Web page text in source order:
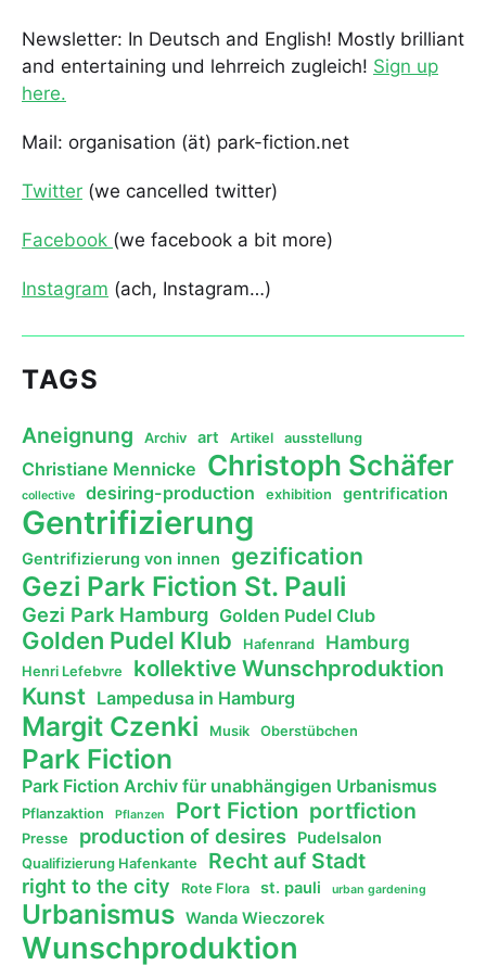
Newsletter: In Deutsch and English! Mostly brilliant
and entertaining und lehrreich zugleich! Sign up
here.
Mail: organisation (ät) park-fiction.net
Twitter (we cancelled twitter)
Facebook (we facebook a bit more)
Instagram (ach, Instagram…)
TAGS
Aneignung Archiv art Artikel ausstellung
Christiane Mennicke Christoph Schäfer
collective desiring-production exhibition gentrification
Gentrifizierung
Gentrifizierung von innen gezification
Gezi Park Fiction St. Pauli
Gezi Park Hamburg Golden Pudel Club
Golden Pudel Klub Hafenrand Hamburg
Henri Lefebvre kollektive Wunschproduktion
Kunst Lampedusa in Hamburg
Margit Czenki Musik Oberstübchen
Park Fiction
Park Fiction Archiv für unabhängigen Urbanismus
Pflanzaktion Pflanzen Port Fiction portfiction
Presse production of desires Pudelsalon
Qualifizierung Hafenkante Recht auf Stadt
right to the city Rote Flora st. pauli urban gardening
Urbanismus Wanda Wieczorek
Wunschproduktion